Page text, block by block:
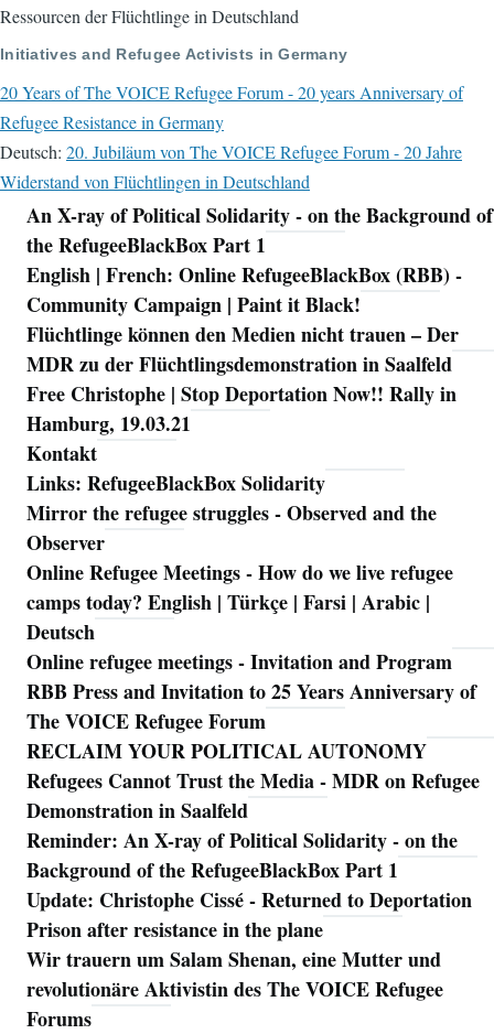
Ressourcen der Flüchtlinge in Deutschland
Initiatives and Refugee Activists in Germany
20 Years of The VOICE Refugee Forum - 20 years Anniversary of
Refugee Resistance in Germany
Deutsch: 20. Jubiläum von The VOICE Refugee Forum - 20 Jahre
Widerstand von Flüchtlingen in Deutschland
Navigation
An X-ray of Political Solidarity - on the Background of
the RefugeeBlackBox Part 1
English | French: Online RefugeeBlackBox (RBB) -
Community Campaign | Paint it Black!
Flüchtlinge können den Medien nicht trauen – Der
MDR zu der Flüchtlingsdemonstration in Saalfeld
Free Christophe | Stop Deportation Now!! Rally in
Hamburg, 19.03.21
Kontakt
Links: RefugeeBlackBox Solidarity
Mirror the refugee struggles - Observed and the
Observer
Online Refugee Meetings - How do we live refugee
camps today? English | Türkçe | Farsi | Arabic |
Deutsch
Online refugee meetings - Invitation and Program
RBB Press and Invitation to 25 Years Anniversary of
The VOICE Refugee Forum
RECLAIM YOUR POLITICAL AUTONOMY
Refugees Cannot Trust the Media - MDR on Refugee
Demonstration in Saalfeld
Reminder: An X-ray of Political Solidarity - on the
Background of the RefugeeBlackBox Part 1
Update: Christophe Cissé - Returned to Deportation
Prison after resistance in the plane
Wir trauern um Salam Shenan, eine Mutter und
revolutionäre Aktivistin des The VOICE Refugee
Forums